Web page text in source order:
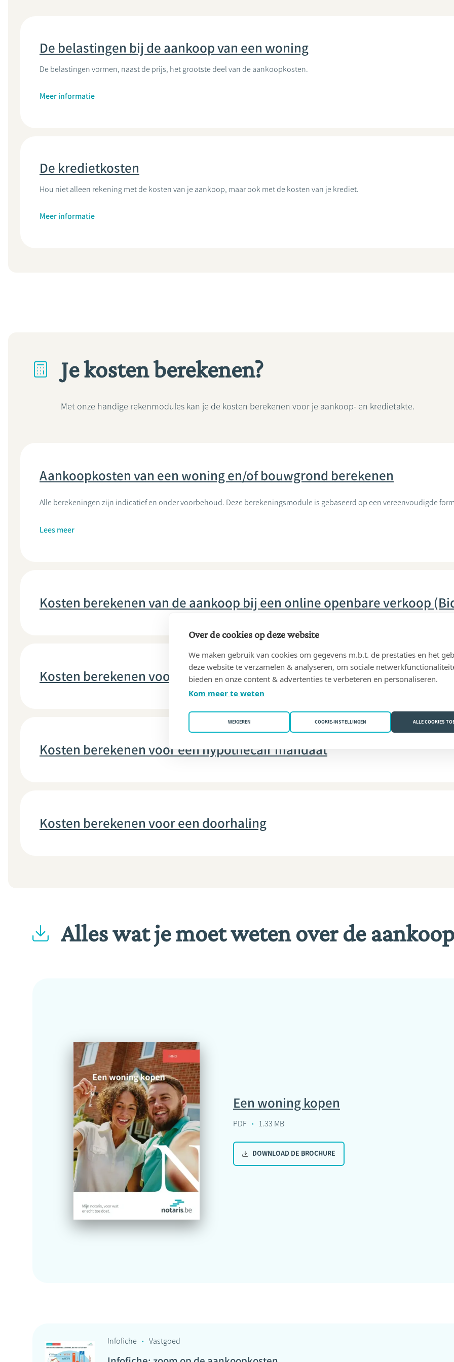
De belastingen bij de aankoop van een woning
De belastingen vormen, naast de prijs, het grootste deel van de aankoopkosten.
Meer informatie
De kredietkosten
Hou niet alleen rekening met de kosten van je aankoop, maar ook met de kosten van je krediet.
Meer informatie
Je kosten berekenen?
Met onze handige rekenmodules kan je de kosten berekenen voor je aankoop- en kredietakte.
Aankoopkosten van een woning en/of bouwgrond berekenen
Alle berekeningen zijn indicatief en onder voorbehoud. Deze berekeningsmodule is gebaseerd op een vereenvoudigde
Lees meer
Kosten berekenen van de aankoop bij een online openbare verkoop
Kosten berekenen voor een standaardkrediet
Kosten berekenen voor een hypothecair mandaat
Kosten berekenen voor een doorhaling
Alles wat je moet weten over de
Een woning kopen
PDF 1.33 MB
DOWNLOAD DE BROCHURE
Infofiche Vastgoed
Over de cookies op deze website
We maken gebruik van cookies om gegevens m.b.t. de prestaties en het
deze website te verzamelen & analyseren, om sociale
bieden en onze content & advertenties te verbeteren en personaliseren.
Kom meer te weten
WEIGEREN COOKIE-INSTELLINGEN ALLE COOKIES